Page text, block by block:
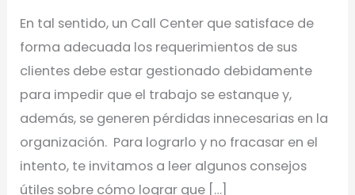
En tal sentido, un Call Center que satisface de
forma adecuada los requerimientos de sus
clientes debe estar gestionado debidamente
para impedir que el trabajo se estanque y,
además, se generen pérdidas innecesarias en la
organización. Para lograrlo y no fracasar en el
intento, te invitamos a leer algunos consejos
útiles sobre cómo lograr que […]